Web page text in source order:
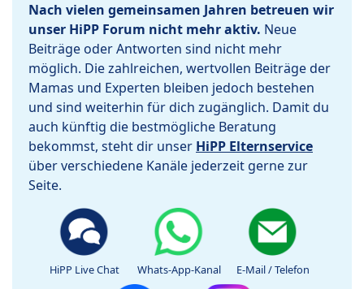
Nach vielen gemeinsamen Jahren betreuen wir
unser HiPP Forum nicht mehr aktiv. Neue
Beiträge oder Antworten sind nicht mehr
möglich. Die zahlreichen, wertvollen Beiträge der
Mamas und Experten bleiben jedoch bestehen
und sind weiterhin für dich zugänglich. Damit du
auch künftig die bestmögliche Beratung
bekommst, steht dir unser HiPP Elternservice
über verschiedene Kanäle jederzeit gerne zur
Seite.
HiPP Live Chat Whats-App-Kanal E-Mail / Telefon